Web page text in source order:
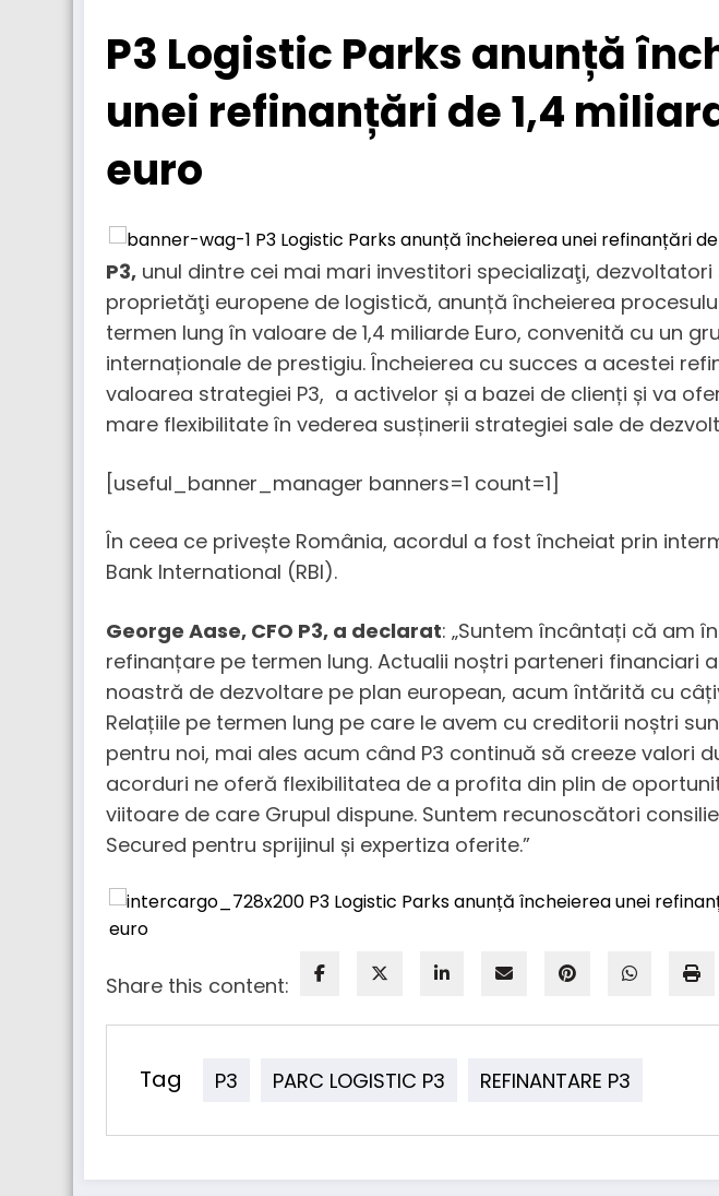
P3 Logistic Parks anunță
unei refinanțări de 1,4
euro
P3, unul dintre cei mai mari investitori specializaţi,
proprietăţi europene de logistică, anunță încheierea
termen lung în valoare de 1,4 miliarde Euro, convenită cu un
internaționale de prestigiu. Încheierea cu succes a acestei
valoarea strategiei P3, a activelor și a bazei de clienți și va
mare flexibilitate în vederea susținerii strategiei sale de
[useful_banner_manager banners=1 count=1]
În ceea ce privește România, acordul a fost încheiat prin
Bank International (RBI).
George Aase, CFO P3, a declarat: „Suntem încântați că am
refinanțare pe termen lung. Actualii noștri parteneri financiari
noastră de dezvoltare pe plan european, acum întărită cu
Relațiile pe termen lung pe care le avem cu creditorii noștri
pentru noi, mai ales acum când P3 continuă să creeze valori
acorduri ne oferă flexibilitatea de a profita din plin de
viitoare de care Grupul dispune. Suntem recunoscători
Secured pentru sprijinul și expertiza oferite.”
Share this content:
Tag P3 PARC LOGISTIC P3 REFINANTARE P3